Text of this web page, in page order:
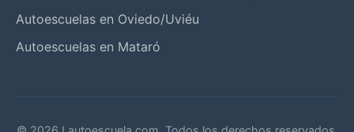
Autoescuelas en Oviedo/Uviéu
Autoescuelas en Mataró